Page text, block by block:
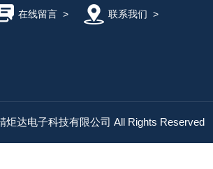
在线留言> 联系我们 >
炬达电子科技有限公司 All Rights Reserved